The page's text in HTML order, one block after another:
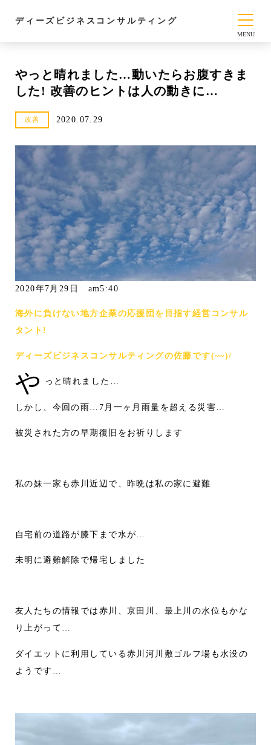
ディーズビジネスコンサルティング
やっと晴れました…動いたらお腹すきま
した! 改善のヒントは人の動きに…
改善 2020.07.29
2020年7月29日 am5:40
海外に負けない地方企業の応援団を目指す経営コンサル
タント!
ディーズビジネスコンサルティングの佐藤です(~~)/
や っと晴れました…
しかし、今回の雨…7月一ヶ月雨量を超える災害…
被災された方の早期復旧をお祈りします
私の妹一家も赤川近辺で、昨晩は私の家に避難
自宅前の道路が膝下まで水が…
未明に避難解除で帰宅しました
友人たちの情報では赤川、京田川、最上川の水位もかな
り上がって…
ダイエットに利用している赤川河川敷ゴルフ場も水没の
ようです…